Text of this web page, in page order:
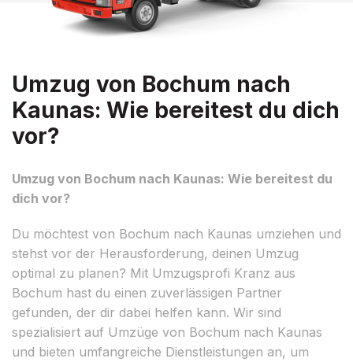
Umzug von Bochum nach
Kaunas: Wie bereitest du dich
vor?
Umzug von Bochum nach Kaunas: Wie bereitest du
dich vor?
Du möchtest von Bochum nach Kaunas umziehen und
stehst vor der Herausforderung, deinen Umzug
optimal zu planen? Mit Umzugsprofi Kranz aus
Bochum hast du einen zuverlässigen Partner
gefunden, der dir dabei helfen kann. Wir sind
spezialisiert auf Umzüge von Bochum nach Kaunas
und bieten umfangreiche Dienstleistungen an, um